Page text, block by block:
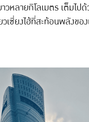
ายกิโลเมตร เต็มไป
ยงไฮ้ที่สะท้อนพลังของ